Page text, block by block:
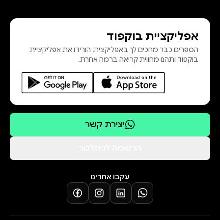
אפליקציית בוקפוד
הספרים כבר מחכים לך באפליקציה! הורידו את אפליקציית
בוקפוד ותהנו מחווית קריאה ברמה אחרת.
יצירת קשר
עקבו אחרינו